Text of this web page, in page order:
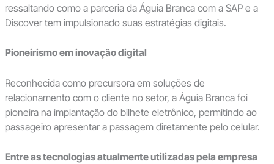
ressaltando como a parceria da Águia Branca com a SAP e a
Discover tem impulsionado suas estratégias digitais.
Pioneirismo em inovação digital
Reconhecida como precursora em soluções de
relacionamento com o cliente no setor, a Águia Branca foi
pioneira na implantação do bilhete eletrônico, permitindo ao
passageiro apresentar a passagem diretamente pelo celular.
Entre as tecnologias atualmente utilizadas pela empresa